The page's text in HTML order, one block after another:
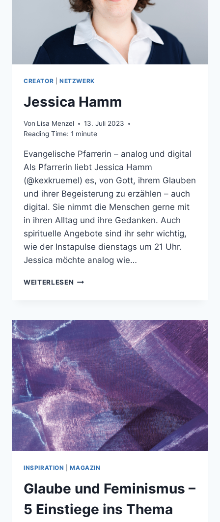
CREATOR NETZWERK
Jessica Hamm
Von Lisa Menzel
13. Juli 2023
Reading Time: 1 minute
Evangelische Pfarrerin – analog und digital
Als Pfarrerin liebt Jessica Hamm
(@kexkruemel) es, von Gott, ihrem Glauben
und ihrer Begeisterung zu erzählen – auch
digital. Sie nimmt die Menschen gerne mit
in ihren Alltag und ihre Gedanken. Auch
spirituelle Angebote sind ihr sehr wichtig,
wie der Instapulse dienstags um 21 Uhr.
Jessica möchte analog wie…
WEITERLESEN JESSICA
INSPIRATION |MAGAZIN
Glaube und Feminismus –
5 Einstiege ins Thema